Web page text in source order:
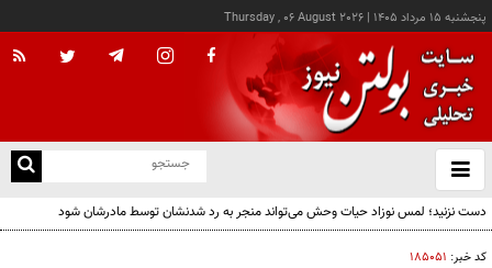
پنجشنبه ۱۵ مرداد ۱۴۰۵ |
Thursday , 06 August 2026
باز
و
دست نزنید؛ لمس نوزاد حیات وحش می‌تواند منجر به رد شدنشان توسط مادرشان شود
کد خبر: ۱۸۵۰۵۱